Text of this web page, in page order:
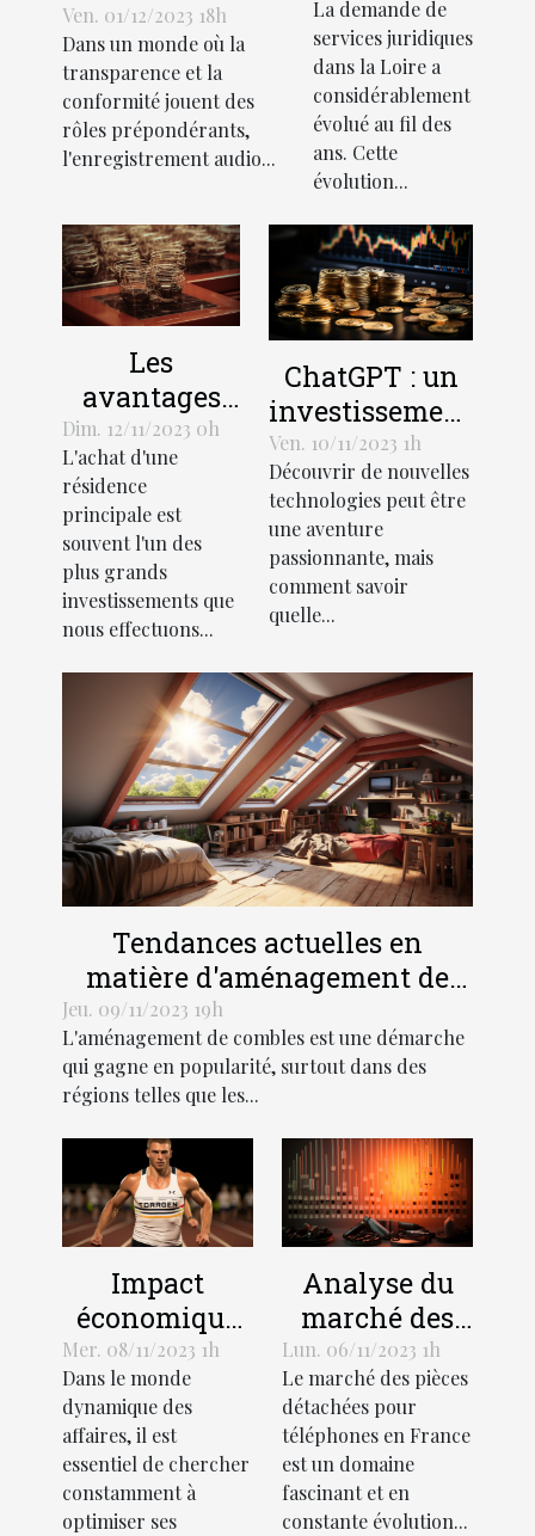
l'enregistrement
audio lors de
recrutements
Ven. 01/12/2023 18h
Dans un monde où la
transparence et la
conformité jouent des
rôles prépondérants,
l'enregistrement audio...
de services
juridiques
en Loire
La demande de
services juridiques
dans la Loire a
considérablement
évolué au fil des
ans. Cette
évolution...
Les
avantages
économiques
de la
création
d'une SCI
pour l'achat
d'une
résidence
principale
Dim. 12/11/2023 0h
L'achat d'une
résidence
principale est
souvent l'un des
plus grands
investissements que
nous effectuons...
ChatGPT : un
investissement
rentable pour
les entreprises
Ven. 10/11/2023 1h
Découvrir de nouvelles
technologies peut être
une aventure
passionnante, mais
comment savoir
quelle...
Tendances actuelles en
matière d'aménagement de
combles dans les régions
Hauts-de-France et Grand Est
Jeu. 09/11/2023 19h
L'aménagement de combles est une démarche
qui gagne en popularité, surtout dans des
régions telles que les...
Impact
économique
de
l'optimisation
des affaires
Mer. 08/11/2023 1h
Dans le monde
dynamique des
affaires, il est
essentiel de chercher
constamment à
optimiser ses
Analyse du
marché des
pièces
détachées
pour
téléphones en
France
Lun. 06/11/2023 1h
Le marché des pièces
détachées pour
téléphones en France
est un domaine
fascinant et en
constante évolution...